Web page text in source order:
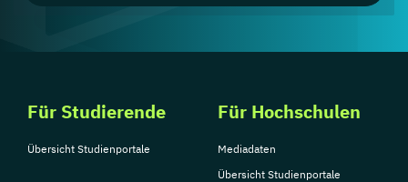
Für Studierende
Übersicht Studienportale
Für Hochschulen
Mediadaten
Übersicht Studienportale